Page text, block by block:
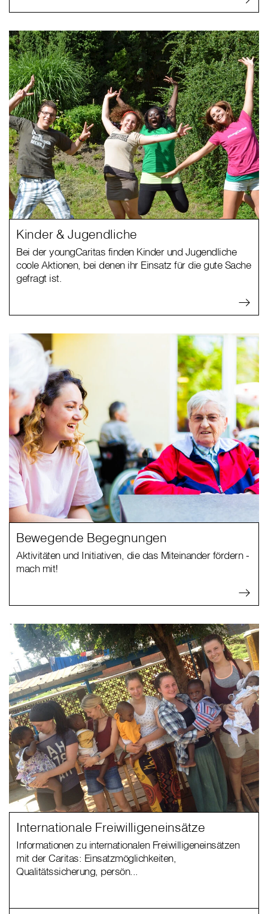
Kinder & Jugendliche
Bei der youngCaritas finden Kinder und Jugendliche
coole Aktionen, bei denen ihr Einsatz für die gute Sache
gefragt ist.
Bewegende Begegnungen
Aktivitäten und Initiativen, die das Miteinander fördern -
mach mit!
Internationale Freiwilligeneinsätze
Informationen zu internationalen Freiwilligeneinsätzen
mit der Caritas: Einsatzmöglichkeiten,
Qualitätssicherung, persön...